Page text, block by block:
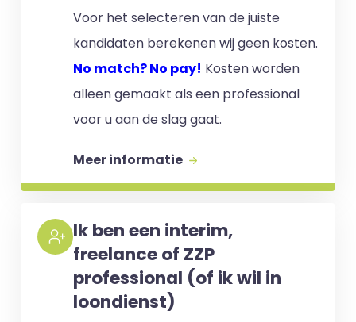
Voor het selecteren van de juiste
kandidaten berekenen wij geen kosten.
No match? No pay! Kosten worden
alleen gemaakt als een professional
voor u aan de slag gaat.
Meer informatie
Ik ben een interim,
freelance of ZZP
professional (of ik wil in
loondienst)